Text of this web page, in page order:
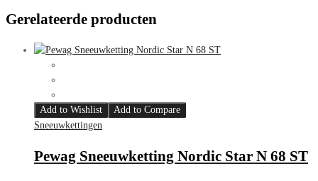
Gerelateerde producten
Add to Wishlist
Add to Compare
Sneeuwkettingen
Pewag Sneeuwketting Nordic Star N 68 ST